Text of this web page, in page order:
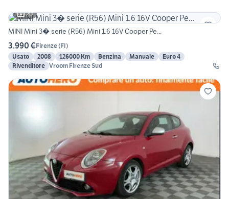
20
MINI Mini 3� serie (R56) Mini 1.6 16V Cooper Pe...
3.990 €Firenze(FI)
Usato
2008 126000 Km Benzina Manuale
Euro 4
Rivenditore Vroom Firenze Sud